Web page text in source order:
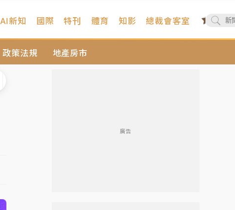
政策法規 地產房市
AI新知 國際 特刊 體育 知影 總裁會客室
廣告